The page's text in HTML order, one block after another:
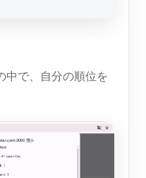
中で、自分の順位を